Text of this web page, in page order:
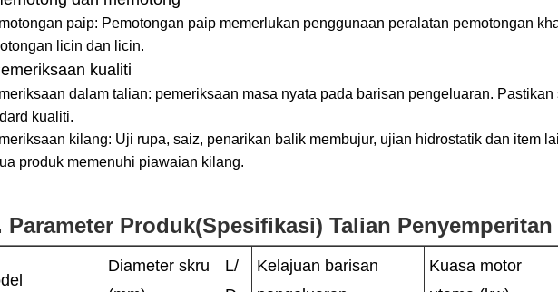
paip: Pemotongan paip memerlukan penggunaan peralatan pemotongan
licin dan licin.
kualiti
dalam talian: pemeriksaan masa nyata pada barisan pengeluaran.
kualiti.
kilang: Uji rupa, saiz, penarikan balik membujur, ujian hidrostatik dan item
produk memenuhi piawaian kilang.
Parameter Produk(Spesifikasi) Talian
Diameter skru
L/
Kelajuan barisan
Kuasa motor